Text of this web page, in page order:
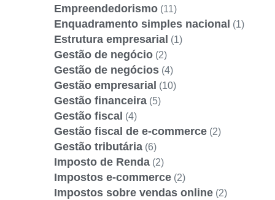
Empreendedorismo (11)
Enquadramento simples nacional (1)
Estrutura empresarial (1)
Gestão de negócio (2)
Gestão de negócios (4)
Gestão empresarial (10)
Gestão financeira (5)
Gestão fiscal (4)
Gestão fiscal de e-commerce (2)
Gestão tributária (6)
Imposto de Renda (2)
Impostos e-commerce (2)
Impostos sobre vendas online (2)